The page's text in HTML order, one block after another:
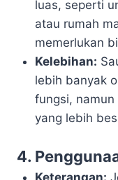
luas, seperti
atau rumah
memerlukan
Kelebihan:
lebih banyak
fungsi,
yang lebih
4.